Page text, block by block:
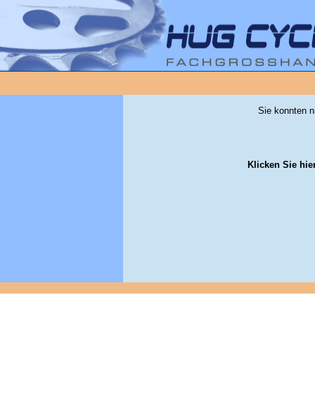
Sie konnten
Klicken Sie